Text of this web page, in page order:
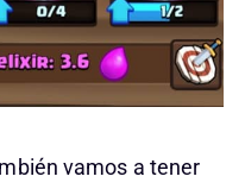
vamos a tener